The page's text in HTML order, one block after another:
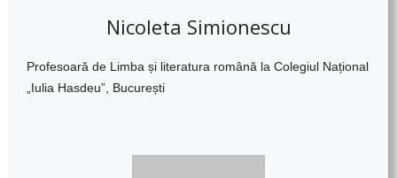
Nicoleta Simionescu
Profesoară de Limba și literatura română la Colegiul Național
„Iulia Hasdeu”, București